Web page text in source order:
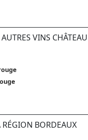
VINS
RÉGION BORDEAUX